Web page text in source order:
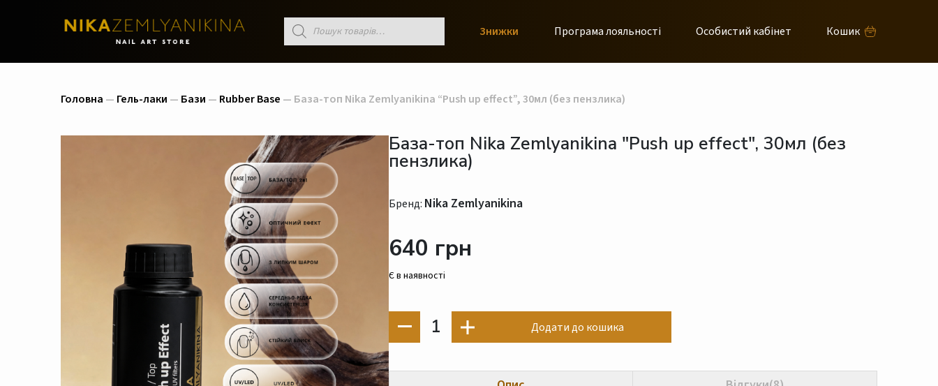
Пошук
товарів Знижки Програма лояльності Особистий кабінет Кошик
Головна — Гель-лаки — Бази — Rubber Base — База-топ Nika Zemlyanikina “Push up effect”, 30мл (без пензлика)
База-топ Nika Zemlyanikina "Push up effect", 30мл (без
пензлика)
Бренд: Nika Zemlyanikina
640 грн
Є в наявності
1 Додати до кошика